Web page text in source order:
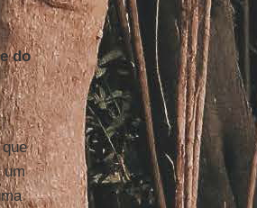
do
um